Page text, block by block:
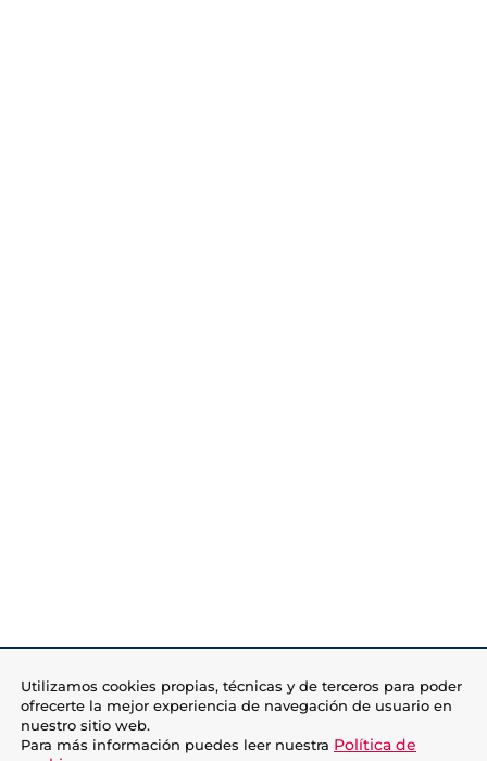
Utilizamos cookies propias, técnicas y de terceros para poder
ofrecerte la mejor experiencia de navegación de usuario en
nuestro sitio web.
Para más información puedes leer nuestra Política de